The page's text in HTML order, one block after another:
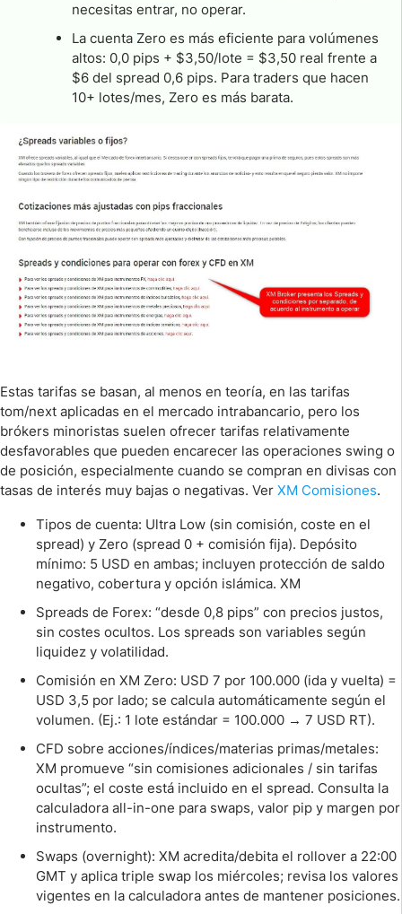
necesitas entrar, no operar.
La cuenta Zero es más eficiente para volúmenes
altos: 0,0 pips + $3,50/lote = $3,50 real frente a
$6 del spread 0,6 pips. Para traders que hacen
10+ lotes/mes, Zero es más barata.
Estas tarifas se basan, al menos en teoría, en las tarifas
tom/next aplicadas en el mercado intrabancario, pero los
brókers minoristas suelen ofrecer tarifas relativamente
desfavorables que pueden encarecer las operaciones swing o
de posición, especialmente cuando se compran en divisas con
tasas de interés muy bajas o negativas. Ver XM Comisiones.
Tipos de cuenta: Ultra Low (sin comisión, coste en el
spread) y Zero (spread 0 + comisión fija). Depósito
mínimo: 5 USD en ambas; incluyen protección de saldo
negativo, cobertura y opción islámica. XM
Spreads de Forex: “desde 0,8 pips” con precios justos,
sin costes ocultos. Los spreads son variables según
liquidez y volatilidad.
Comisión en XM Zero: USD 7 por 100.000 (ida y vuelta) =
USD 3,5 por lado; se calcula automáticamente según el
volumen. (Ej.: 1 lote estándar = 100.000 → 7 USD RT).
CFD sobre acciones/índices/materias primas/metales:
XM promueve “sin comisiones adicionales / sin tarifas
ocultas”; el coste está incluido en el spread. Consulta la
calculadora all-in-one para swaps, valor pip y margen por
instrumento.
Swaps (overnight): XM acredita/debita el rollover a 22:00
GMT y aplica triple swap los miércoles; revisa los valores
vigentes en la calculadora antes de mantener posiciones.